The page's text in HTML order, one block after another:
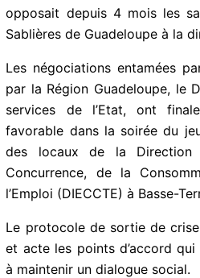
opposait depuis 4 mois les
Sablières de Guadeloupe à la
Les négociations entamées
par la Région Guadeloupe, le
services de l’Etat, ont
favorable dans la soirée du
des locaux de la Direction
Concurrence, de la
l’Emploi (DIECCTE) à Basse-
Le protocole de sortie de
et acte les points d’accord
à maintenir un dialogue social.